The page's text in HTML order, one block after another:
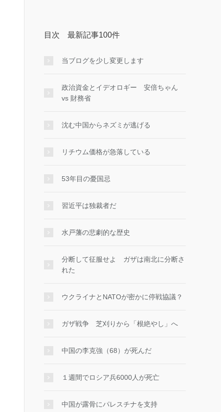
目次 最新記事100件
当ブログを少し変更します
政治資金とイデオロギー 安倍ちゃん
vs 財務省
沈む中国からネズミが逃げる
リチウム価格が急落している
53年目の憂国忌
習近平は独裁者だ
水戸藩の悲劇的な歴史
分断して征服せよ ガザは南北に分断さ
れた
ウクライナとNATOが密かに停戦協議？
ガザ戦争 芝刈りから「根絶やし」へ
中国の李克強（68）が死んだ
１週間でロシア兵6000人が死亡
中国が露骨にパレスチナを支持